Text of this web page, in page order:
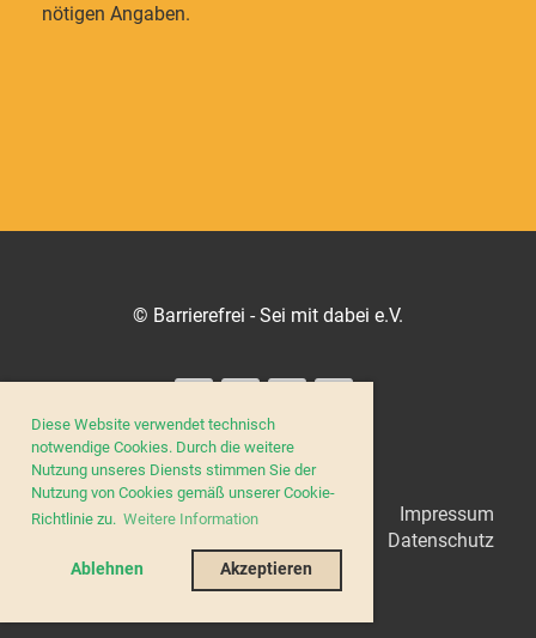
Diese Website verwendet technisch
notwendige Cookies. Durch die weitere
Nutzung unseres Diensts stimmen Sie der
Nutzung von Cookies gemäß unserer Cookie-
Richtlinie zu. Weitere Information
Ablehnen Akzeptieren
nötigen Angaben.
© Barrierefrei - Sei mit dabei e.V.
Impressum
Datenschutz